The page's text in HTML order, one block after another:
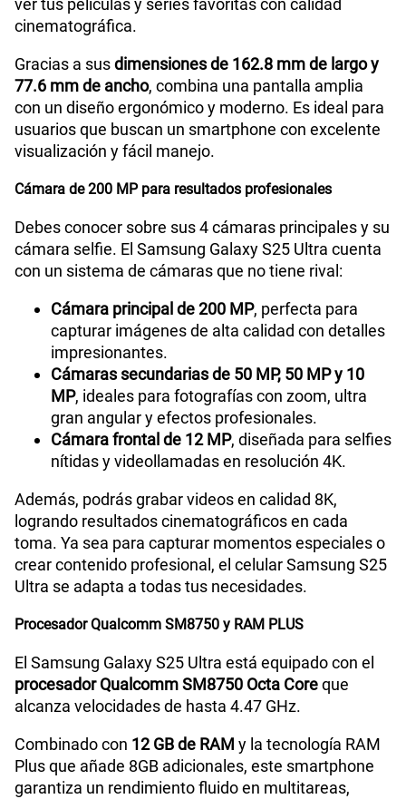
Lector de Huella Si
Modelo SM-S938B
Dimensión 162.8 x 77.6 x 8.2
Carga rápida
VoLTE
VoWiFi
Compatibilidad con eSIM
ver tus películas y series favoritas con calidad
cinematográfica.
Gracias a susdimensiones de 162.8 mm de largo y
77.6 mm de ancho, combina una pantalla amplia
con un diseño ergonómico y moderno. Es ideal para
usuarios que buscan un smartphone con excelente
visualización y fácil manejo.
Cámara de 200 MP para resultados profesionales
Debes conocer sobre sus 4 cámaras principales y su
cámara selfie. El Samsung Galaxy S25 Ultra cuenta
con un sistema de cámaras que no tiene rival:
Cámara principal de 200 MP, perfecta para
capturar imágenes de alta calidad con detalles
impresionantes.
Cámaras secundarias de 50 MP, 50 MP y 10
MP, ideales para fotografías con zoom, ultra
gran angular y efectos profesionales.
Cámara frontal de 12 MP, diseñada para selfies
nítidas y videollamadas en resolución 4K.
Además, podrás grabar videos en calidad 8K,
logrando resultados cinematográficos en cada
toma. Ya sea para capturar momentos especiales o
crear contenido profesional, el celular Samsung S25
Ultra se adapta a todas tus necesidades.
Procesador Qualcomm SM8750 y RAM PLUS
El Samsung Galaxy S25 Ultra está equipado con el
procesador Qualcomm SM8750 Octa Coreque
alcanza velocidades de hasta 4.47 GHz.
Combinado con 12 GB de RAM y la tecnología RAM
Plus que añade 8GB adicionales, este smartphone
garantiza un rendimiento fluido en multitareas,